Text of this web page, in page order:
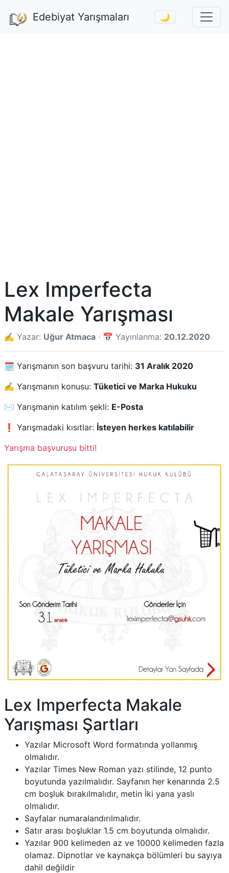
Edebiyat Yarışmaları 🌙
Lex Imperfecta
Makale Yarışması
✍️ Yazar: Uğur Atmaca · 📅 Yayınlanma: 20.12.2020
🗓️ Yarışmanın son başvuru tarihi: 31 Aralık 2020
✍️ Yarışmanın konusu: Tüketici ve Marka Hukuku
✉️ Yarışmanın katılım şekli: E-Posta
❗ Yarışmadaki kısıtlar: İsteyen herkes katılabilir
Yarışma başvurusu bitti!
Lex Imperfecta Makale
Yarışması Şartları
Yazılar Microsoft Word formatında yollanmış
olmalıdır.
Yazılar Times New Roman yazı stilinde, 12 punto
boyutunda yazılmalıdır. Sayfanın her kenarında 2.5
cm boşluk bırakılmalıdır, metin İki yana yaslı
olmalıdır.
Sayfalar numaralandırılmalıdır.
Satır arası boşluklar 1.5 cm boyutunda olmalıdır.
Yazılar 900 kelimeden az ve 10000 kelimeden fazla
olamaz. Dipnotlar ve kaynakça bölümleri bu sayıya
dahil değildir